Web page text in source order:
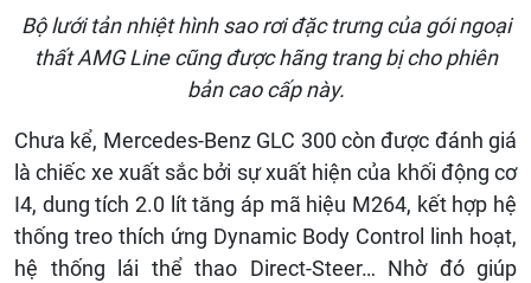
Bộ lưới tản nhiệt hình sao rơi đặc trưng của gói ngoại
thất AMG Line cũng được hãng trang bị cho phiên
bản cao cấp này.
Chưa kể, Mercedes-Benz GLC 300 còn được đánh giá
là chiếc xe xuất sắc bởi sự xuất hiện của khối động cơ
I4, dung tích 2.0 lít tăng áp mã hiệu M264, kết hợp hệ
thống treo thích ứng Dynamic Body Control linh hoạt,
hệ thống lái thể thao Direct-Steer… Nhờ đó giúp